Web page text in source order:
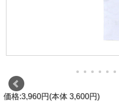
価格:3,960円(本体 3,600円)